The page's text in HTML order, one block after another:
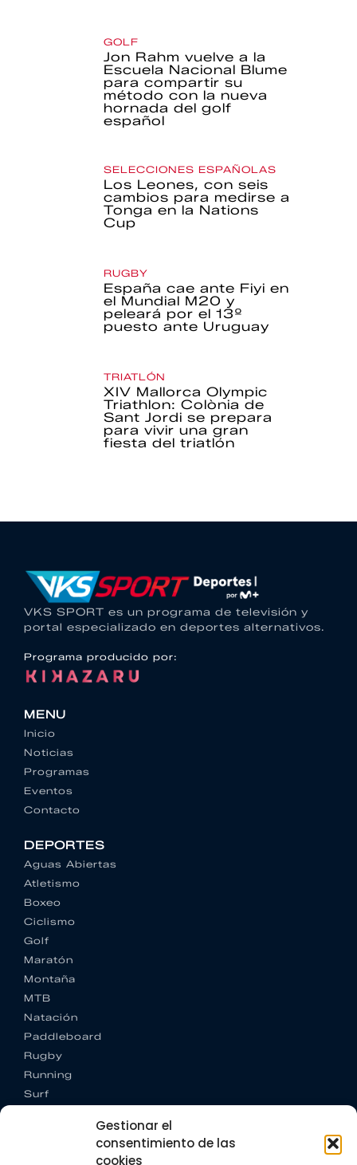
Gestionar el
consentimiento de las
cookies
GOLF
Jon Rahm vuelve a la
Escuela Nacional Blume
para compartir su
método con la nueva
hornada del golf
español
SELECCIONES ESPAÑOLAS
Los Leones, con seis
cambios para medirse a
Tonga en la Nations
Cup
RUGBY
España cae ante Fiyi en
el Mundial M20 y
peleará por el 13º
puesto ante Uruguay
TRIATLÓN
XIV Mallorca Olympic
Triathlon: Colònia de
Sant Jordi se prepara
para vivir una gran
fiesta del triatlón
VKS SPORT es un programa de televisión y
portal especializado en deportes alternativos.
Programa producido por:
MENU
Inicio
Noticias
Programas
Eventos
Contacto
DEPORTES
Aguas Abiertas
Atletismo
Boxeo
Ciclismo
Golf
Maratón
Montaña
MTB
Natación
Paddleboard
Rugby
Running
Surf